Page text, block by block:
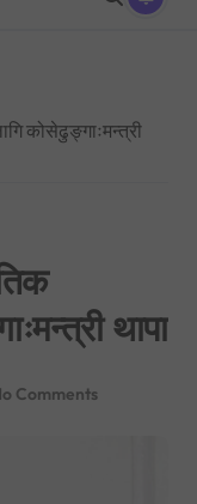
कोसेढुङ्गाःमन्त्री
थापा
Comments